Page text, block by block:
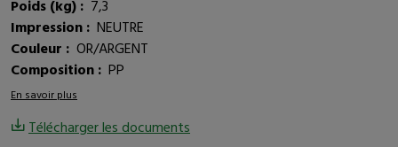
Poids (kg) : 7,3
Impression : NEUTRE
Couleur : OR/ARGENT
Composition : PP
En savoir plus
Télécharger les documents